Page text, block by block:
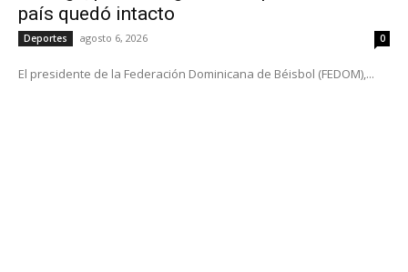
país quedó intacto
Deportes agosto 6, 2026 0
El presidente de la Federación Dominicana de Béisbol (FEDOM),...